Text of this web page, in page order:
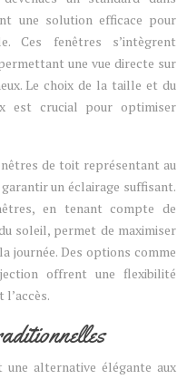
une solution efficace pour
Ces fenêtres s’intègrent
une vue directe sur
Le choix de la taille et du
est crucial pour optimiser
de toit représentant au
un éclairage suffisant.
en tenant compte de
soleil, permet de maximiser
journée. Des options comme
offrent une flexibilité
alternative élégante aux